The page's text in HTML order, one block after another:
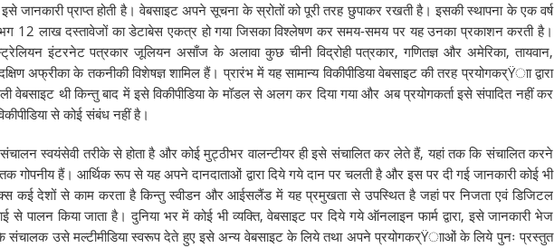
प्राप्त होती है। वेबसाइट अपने सूचना के स्रोतों को पूरी तरह छुपाकर रखती है। इसकी स्थापना के एक वर्ष
12 लाख दस्तावेजों का डेटाबेस एकत्र हो गया जिसका विश्लेषण कर समय-समय पर यह उनका प्रकाशन करती है।
इंटरनेट पत्रकार जूलियन असाँज के अलावा कुछ चीनी विद्रोही पत्रकार, गणितज्ञ और अमेरिका, तायवान,
अफ्रीका के तकनीकी विशेषज्ञ शामिल हैं। प्रारंभ में यह सामान्य विकीपीडिया वेबसाइट की तरह प्रयोगकर्Ÿाा द्वारा
वेबसाइट थी किन्तु बाद में इसे विकीपीडिया के मॉडल से अलग कर दिया गया और अब प्रयोगकर्ता इसे संपादित नहीं कर
से कोई संबंध नहीं है।
स्वयंसेवी तरीके से होता है और कोई मुट्ठीभर वालन्टीयर ही इसे संचालित कर लेते हैं, यहां तक कि संचालित करने
गोपनीय हैं। आर्थिक रूप से यह अपने दानदाताओं द्वारा दिये गये दान पर चलती है और इस पर दी गई जानकारी कोई भी
कई देशों से काम करता है किन्तु स्वीडन और आईसलैंड में यह प्रमुखता से उपस्थित है जहां पर निजता एवं डिजिटल
से पालन किया जाता है। दुनिया भर में कोई भी व्यक्ति, वेबसाइट पर दिये गये ऑनलाइन फार्म द्वारा, इसे जानकारी भेज
उसे मल्टीमीडिया स्वरूप देते हुए इसे अन्य वेबसाइट के लिये तथा अपने प्रयोगकर्Ÿााओं के लिये पुनः प्रस्तुत